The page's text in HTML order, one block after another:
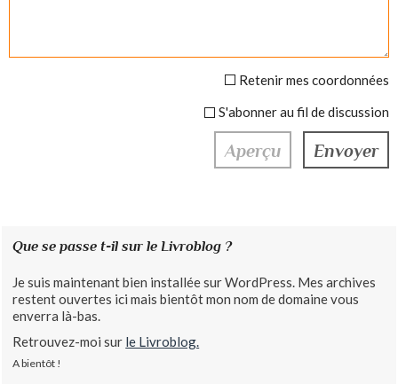
Retenir mes coordonnées
S'abonner au fil de discussion
Que se passe t-il sur le Livroblog ?
Je suis maintenant bien installée sur WordPress. Mes archives
restent ouvertes ici mais bientôt mon nom de domaine vous
enverra là-bas.
Retrouvez-moi sur le Livroblog.
A bientôt !